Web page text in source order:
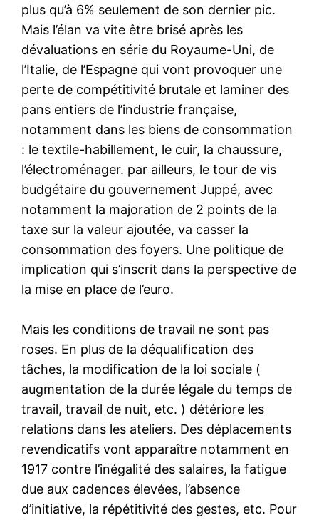
plus qu’à 6% seulement de son dernier pic.
Mais l’élan va vite être brisé après les
dévaluations en série du Royaume-Uni, de
l’Italie, de l’Espagne qui vont provoquer une
perte de compétitivité brutale et laminer des
pans entiers de l’industrie française,
notamment dans les biens de consommation
: le textile-habillement, le cuir, la chaussure,
l’électroménager. par ailleurs, le tour de vis
budgétaire du gouvernement Juppé, avec
notamment la majoration de 2 points de la
taxe sur la valeur ajoutée, va casser la
consommation des foyers. Une politique de
implication qui s’inscrit dans la perspective de
la mise en place de l’euro.
Mais les conditions de travail ne sont pas
roses. En plus de la déqualification des
tâches, la modification de la loi sociale (
augmentation de la durée légale du temps de
travail, travail de nuit, etc. ) détériore les
relations dans les ateliers. Des déplacements
revendicatifs vont apparaître notamment en
1917 contre l’inégalité des salaires, la fatigue
due aux cadences élevées, l’absence
d’initiative, la répétitivité des gestes, etc. Pour